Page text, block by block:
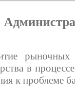
в
к проблеме